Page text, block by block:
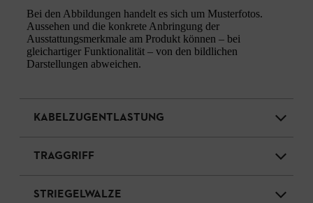
Bei den Abbildungen handelt es sich um Musterfotos.
Aussehen und die konkrete Anbringung der
Ausstattungsmerkmale am Produkt können – bei
gleichartiger Funktionalität – von den bildlichen
Darstellungen abweichen.
KABELZUGENTLASTUNG
TRAGGRIFF
STRIEGELWALZE